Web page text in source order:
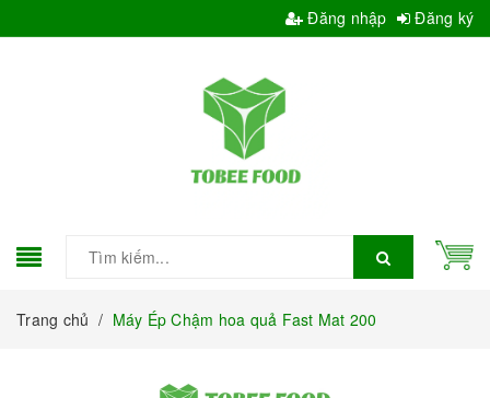
Đăng nhập Đăng ký
Trang chủ / Máy Ép Chậm hoa quả Fast Mat 200